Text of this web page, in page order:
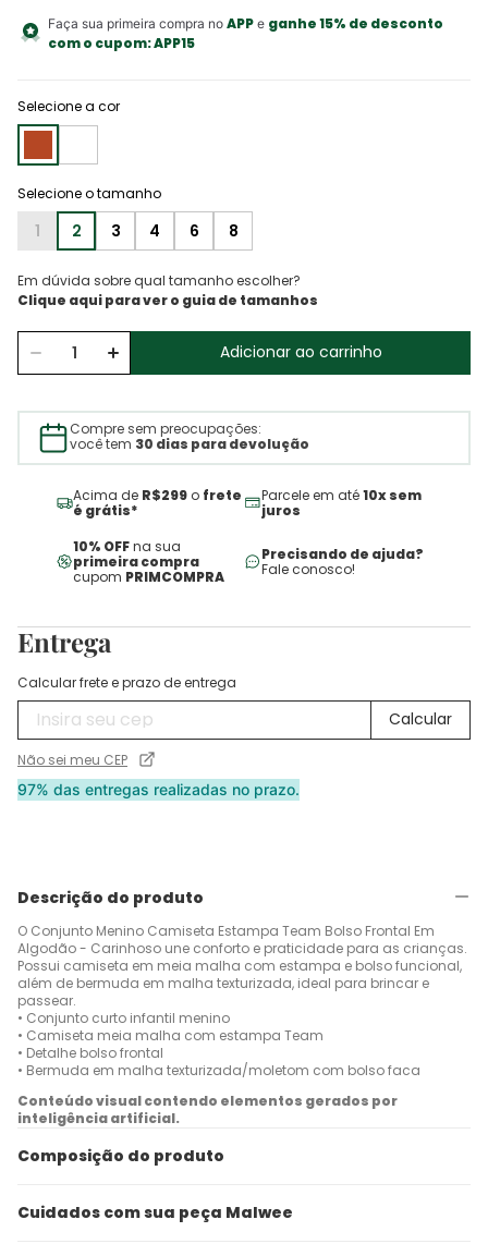
Faça sua primeira compra no APPe ganhe 15% de desconto
com o cupom:APP15
Selecione a cor
1 2 3 4 6 8
Em dúvida sobre qual tamanho escolher?
Adicionar ao carrinho
Compre sem preocupações:
você tem 30 dias para devolução
Acima de R$299 o frete
é grátis*
Parcele em até10x sem
juros
10% OFFna sua
primeira compra
cupom PRIMCOMPRA
Precisando de ajuda?
Fale conosco!
Entrega
Calcular frete e prazo de entrega
Não sei meu CEP
97% das entregas realizadas no prazo.
Descrição do produto
O Conjunto Menino Camiseta Estampa Team Bolso Frontal Em
Algodão - Carinhoso une conforto e praticidade para as crianças.
Possui camiseta em meia malha com estampa e bolso funcional,
além de bermuda em malha texturizada, ideal para brincar e
passear.
• Conjunto curto infantil menino
• Camiseta meia malha com estampa Team
• Detalhe bolso frontal
• Bermuda em malha texturizada/moletom com bolso faca
Conteúdo visual contendo elementos gerados por
inteligência artificial.
Composição do produto
Cuidados com sua peça Malwee